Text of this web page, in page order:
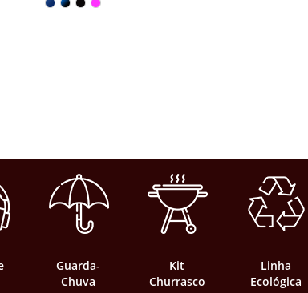
Guarda-
Chuva
Kit
Churrasco
Linha
Ecológica